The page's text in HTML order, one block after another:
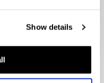
Show details
motocross helm
of op de crossbaan is
Heren crosshelmen
te beschermen, ook